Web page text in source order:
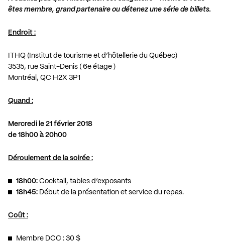
êtes membre, grand partenaire ou détenez une série de billets.
Endroit :
ITHQ (Institut de tourisme et d’hôtellerie du Québec)
3535, rue Saint-Denis ( 6e étage )
Montréal, QC H2X 3P1
Quand :
Mercredi le 21 février 2018
de 18h00 à 20h00
Déroulement de la soirée :
18h00: Cocktail, tables d’exposants
18h45: Début de la présentation et service du repas.
Coût :
Membre DCC : 30 $